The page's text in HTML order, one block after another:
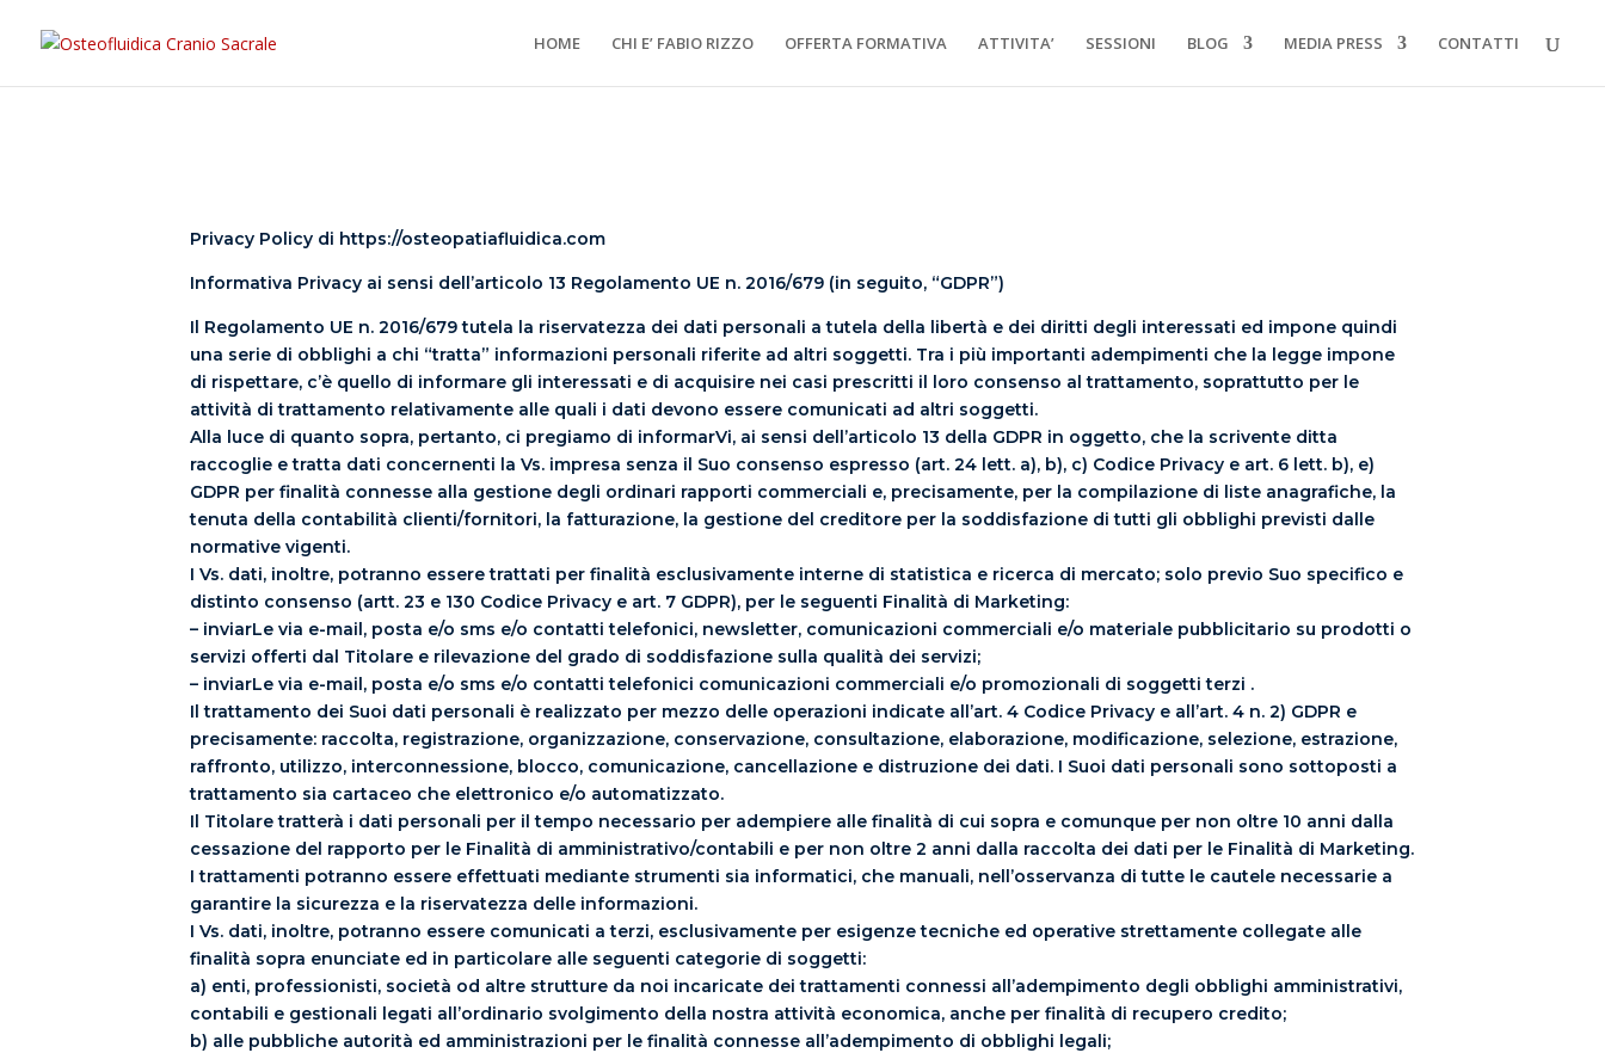
HOME CHI E’ FABIO RIZZO OFFERTA FORMATIVA ATTIVITA’ SESSIONI BLOG MEDIA PRESS CONTATTI
Privacy Policy di https://osteopatiafluidica.com
Informativa Privacy ai sensi dell’articolo 13 Regolamento UE n. 2016/679 (in seguito, “GDPR”)
Il Regolamento UE n. 2016/679 tutela la riservatezza dei dati personali a tutela della libertà e dei diritti degli interessati ed impone quindi
una serie di obblighi a chi “tratta” informazioni personali riferite ad altri soggetti. Tra i più importanti adempimenti che la legge impone
di rispettare, c’è quello di informare gli interessati e di acquisire nei casi prescritti il loro consenso al trattamento, soprattutto per le
attività di trattamento relativamente alle quali i dati devono essere comunicati ad altri soggetti.
Alla luce di quanto sopra, pertanto, ci pregiamo di informarVi, ai sensi dell’articolo 13 della GDPR in oggetto, che la scrivente ditta
raccoglie e tratta dati concernenti la Vs. impresa senza il Suo consenso espresso (art. 24 lett. a), b), c) Codice Privacy e art. 6 lett. b), e)
GDPR per finalità connesse alla gestione degli ordinari rapporti commerciali e, precisamente, per la compilazione di liste anagrafiche, la
tenuta della contabilità clienti/fornitori, la fatturazione, la gestione del creditore per la soddisfazione di tutti gli obblighi previsti dalle
normative vigenti.
I Vs. dati, inoltre, potranno essere trattati per finalità esclusivamente interne di statistica e ricerca di mercato; solo previo Suo specifico e
distinto consenso (artt. 23 e 130 Codice Privacy e art. 7 GDPR), per le seguenti Finalità di Marketing:
– inviarLe via e-mail, posta e/o sms e/o contatti telefonici, newsletter, comunicazioni commerciali e/o materiale pubblicitario su prodotti o
servizi offerti dal Titolare e rilevazione del grado di soddisfazione sulla qualità dei servizi;
– inviarLe via e-mail, posta e/o sms e/o contatti telefonici comunicazioni commerciali e/o promozionali di soggetti terzi .
Il trattamento dei Suoi dati personali è realizzato per mezzo delle operazioni indicate all’art. 4 Codice Privacy e all’art. 4 n. 2) GDPR e
precisamente: raccolta, registrazione, organizzazione, conservazione, consultazione, elaborazione, modificazione, selezione, estrazione,
raffronto, utilizzo, interconnessione, blocco, comunicazione, cancellazione e distruzione dei dati. I Suoi dati personali sono sottoposti a
trattamento sia cartaceo che elettronico e/o automatizzato.
Il Titolare tratterà i dati personali per il tempo necessario per adempiere alle finalità di cui sopra e comunque per non oltre 10 anni dalla
cessazione del rapporto per le Finalità di amministrativo/contabili e per non oltre 2 anni dalla raccolta dei dati per le Finalità di Marketing.
I trattamenti potranno essere effettuati mediante strumenti sia informatici, che manuali, nell’osservanza di tutte le cautele necessarie a
garantire la sicurezza e la riservatezza delle informazioni.
I Vs. dati, inoltre, potranno essere comunicati a terzi, esclusivamente per esigenze tecniche ed operative strettamente collegate alle
finalità sopra enunciate ed in particolare alle seguenti categorie di soggetti:
a) enti, professionisti, società od altre strutture da noi incaricate dei trattamenti connessi all’adempimento degli obblighi amministrativi,
contabili e gestionali legati all’ordinario svolgimento della nostra attività economica, anche per finalità di recupero credito;
b) alle pubbliche autorità ed amministrazioni per le finalità connesse all’adempimento di obblighi legali;